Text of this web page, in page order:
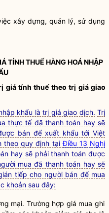
xây dựng, quản lý, sử dụng
TÍNH THUẾ HÀNG HOÁNHẬP
giá tính thuế theo trị giá giao
khẩu là trị giá giao dịch. Trị
thực tế đã thanh toán hay sẽ
bán để xuất khẩu tới Việt
theo quy định tạiĐiều 13 Nghị
hay sẽ phải thanh toán được
mua đã thanh toán hay sẽ
tiếp cho người bán để mua
khoản sau đây:
mại. Trường hợp giá mua ghi